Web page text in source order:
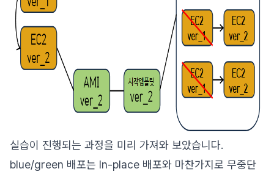
실습이 진행되는 과정을 미리 가져와 보았습니다.
blue/green 배포는 In-place 배포와 마찬가지로 무중단